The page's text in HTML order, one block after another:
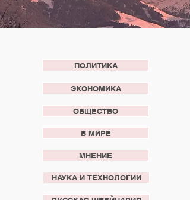
ПОЛИТИКА
ЭКОНОМИКА
ОБЩЕСТВО
В МИРЕ
МНЕНИЕ
НАУКА И ТЕХНОЛОГИИ